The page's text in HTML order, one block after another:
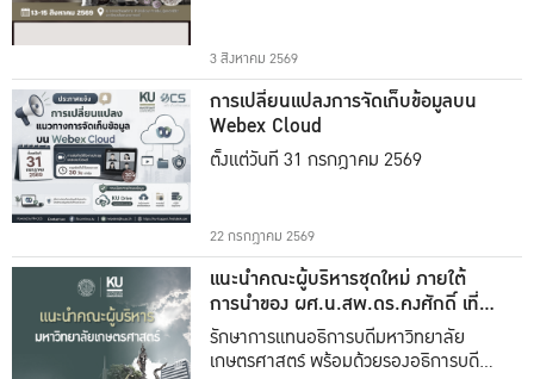
3 สิงหาคม 2569
การเปลี่ยนแปลงการจัดเก็บข้อมูลบน
Webex Cloud
ตั้งแต่วันที่ 31 กรกฎาคม 2569
22 กรกฎาคม 2569
แนะนำคณะผู้บริหารชุดใหม่ ภายใต้
การนำของ ผศ.น.สพ.ดร.คงศักดิ์ เที่ยง
ธรรม
รักษาการแทนอธิการบดีมหาวิทยาลัย
เกษตรศาสตร์ พร้อมด้วยรองอธิการบดีทั้ง